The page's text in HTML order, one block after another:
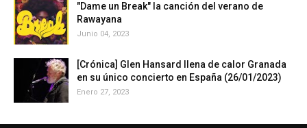
"Dame un Break" la canción del verano de
Rawayana
Junio 04, 2023
[Crónica] Glen Hansard llena de calor Granada
en su único concierto en España (26/01/2023)
Enero 27, 2023